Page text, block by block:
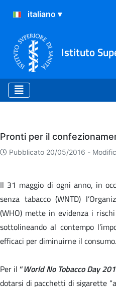
Istituto
Eventi
Pronti per il
Pubblicato 20/05/2016 -
Il 31 maggio di ogni anno, in
senza tabacco (WNTD)
(WHO) mette in evidenza i
sottolineando al contempo
efficaci per diminuirne il consumo.
Per il “World No Tobacco Day
dotarsi di pacchetti di sigarette